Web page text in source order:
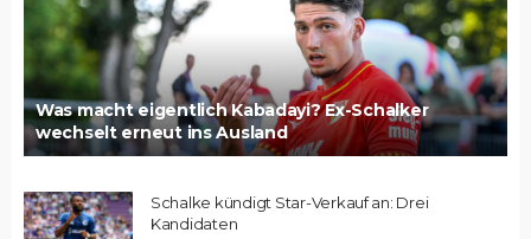
Was macht eigentlich Kabadayi? Ex-Schalker
wechselt erneut ins Ausland
Schalke kündigt Star-Verkauf an: Drei
Kandidaten